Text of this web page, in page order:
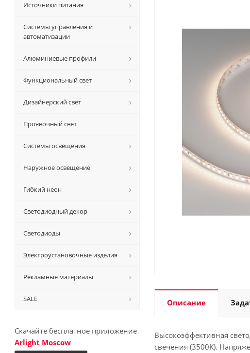
Описание
Высокоэффективная
свечения (3500K).
Источники питания
Системы управления и
автоматизации
Алюминиевые профили
Функциональный свет
Дизайнерский свет
Проявочный свет
Системы освещения
Наружное освещение
Гибкий неон
Светодиодный декор
Светодиоды
Электроустановочные изделия
Рекламные материалы
SALE
Скачайте бесплатное приложение
Arlight Moscow